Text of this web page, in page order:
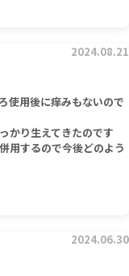
2024.08.21
使用後に痒みもないので
かり生えてきたのです
用するので今後どのよう
2024.06.30